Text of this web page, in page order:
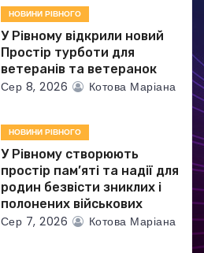
НОВИНИ РІВНОГО
У Рівному відкрили новий
Простір турботи для
ветеранів та ветеранок
Сер 8, 2026 Котова Маріана
НОВИНИ РІВНОГО
У Рівному створюють
простір пам’яті та надії для
родин безвісти зниклих і
полонених військових
Сер 7, 2026 Котова Маріана